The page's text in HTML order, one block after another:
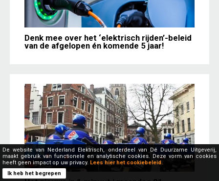
Denk mee over het ‘elektrisch rijden’-beleid
van de afgelopen én komende 5 jaar!
De website van Nederland Elektrisch, onderdeel van Dé Duurzame Uitgeverij,
maakt gebruik van functionele en analytische cookies. Deze vorm van cookies
heeft geen impact op uw privacy. Lees hier het cookiebeleid.
Ik heb het begrepen